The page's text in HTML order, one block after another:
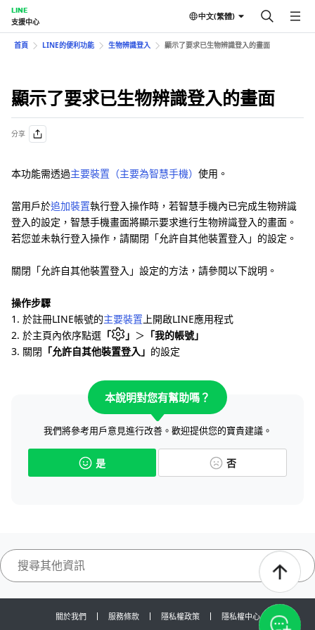
LINE
支援中心
中文(繁體)
首頁 LINE的便利功能 生物辨識登入 顯示了要求已生物辨識登入的畫面
顯示了要求已生物辨識登入的畫面
分享
本功能需透過主要裝置（主要為智慧手機） 使用。
當用戶於追加裝置執行登入操作時，若智慧手機內已完成生物辨識
登入的設定，智慧手機畫面將顯示要求進行生物辨識登入的畫面。
若您並未執行登入操作，請關閉「允許自其他裝置登入」的設定。
關閉「允許自其他裝置登入」設定的方法，請參閱以下說明。
操作步驟
1. 於註冊LINE帳號的主要裝置 上開啟LINE應用程式
2. 於主頁內依序點選 「 」 ＞ 「我的帳號」
3. 關閉 「允許自其他裝置登入」 的設定
本說明對您有幫助嗎？
我們將參考用戶意見進行改善。歡迎提供您的寶貴建議。
是 否
關於我們 服務條款 隱私權政策 隱私權中心